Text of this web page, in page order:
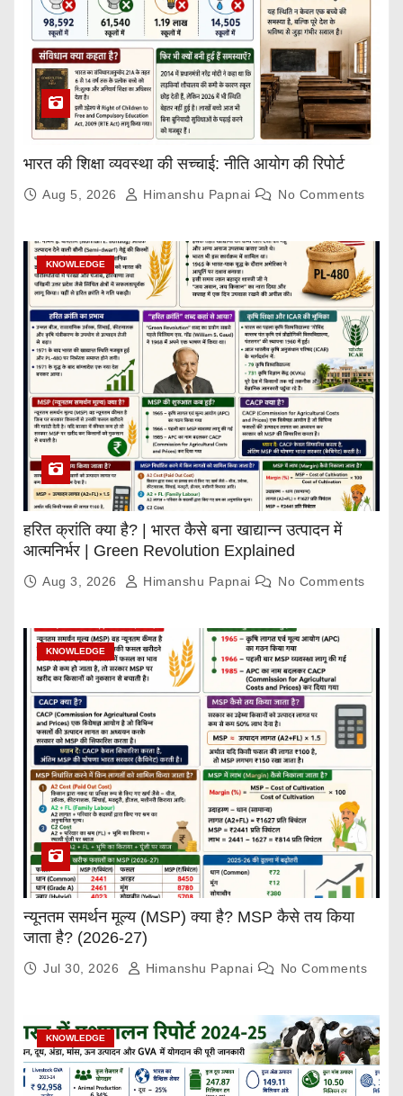
भारत की शिक्षा व्यवस्था की सच्चाई: नीति आयोग की रिपोर्ट
Aug 5, 2026 Himanshu Papnai No Comments
KNOWLEDGE
हरित क्रांति क्या है? | भारत कैसे बना खाद्यान्न उत्पादन में
आत्मनिर्भर | Green Revolution Explained
Aug 3, 2026 Himanshu Papnai No Comments
KNOWLEDGE
न्यूनतम समर्थन मूल्य (MSP) क्या है? MSP कैसे तय किया
जाता है? (2026-27)
Jul 30, 2026 Himanshu Papnai No Comments
KNOWLEDGE